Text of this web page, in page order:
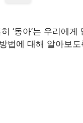
‘동아’는 우리에게
법에 대해 알아보